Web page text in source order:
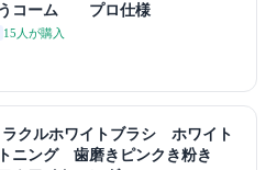
うコーム プロ仕様
15人が購入
クルホワイトブラシ ホワイト
ニング 歯磨きピンクき粉き